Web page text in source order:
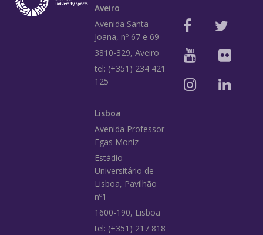
Aveiro
Avenida Santa
Joana, nº 67 e 69
3810-329, Aveiro
tel: (+351) 234 421
125
Lisboa
Avenida Professor
Egas Moniz
Estádio
Universitário de
Lisboa, Pavilhão
nº1
1600-190, Lisboa
tel: (+351) 217 818